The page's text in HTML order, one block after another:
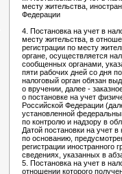
месту жительства,
Федерации
4. Постановка на учет в
месту жительства, в
регистрации по месту
органе, осуществляется
сообщенных органами,
пяти рабочих дней со дня
налоговый орган обязан
о вручении, далее -
о постановке на учет
Российской Федерации
установленной
по контролю и надзору в
Датой постановки на учет
по основанию,
регистрации иностранного
сведениях, указанных в
5. Постановка на учет в
отношении которого